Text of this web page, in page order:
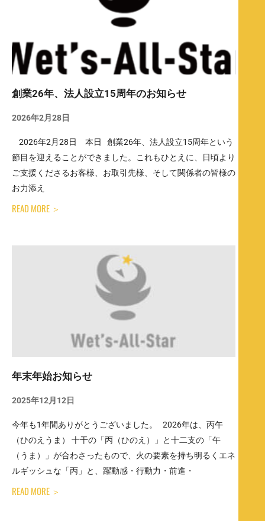
創業26年、法人設立15周年のお知らせ
2026年2月28日
2026年2月28日 本日 創業26年、法人設立15周年という
節目を迎えることができました。これもひとえに、日頃より
ご支援くださるお客様、お取引先様、そして関係者の皆様の
お力添え
READ MORE ＞
年末年始お知らせ
2025年12月12日
今年も1年間ありがとうございました。 2026年は、丙午
（ひのえうま） 十干の「丙（ひのえ）」と十二支の「午
（うま）」が合わさったもので、火の要素を持ち明るくエネ
ルギッシュな「丙」と、躍動感・行動力・前進・
READ MORE ＞